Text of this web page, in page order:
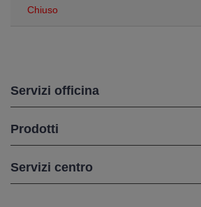
Chiuso
Servizi officina
Prodotti
Servizi centro